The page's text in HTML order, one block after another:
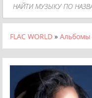
FLAC WORLD » Альбомы